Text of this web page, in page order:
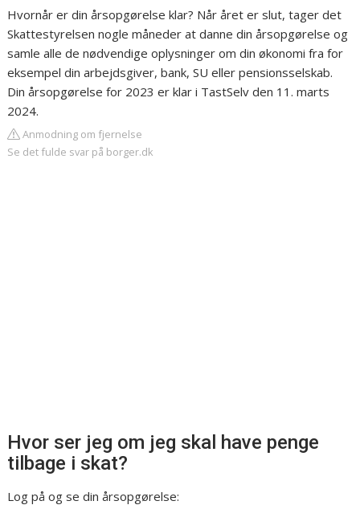
Hvornår er din årsopgørelse klar? Når året er slut, tager det
Skattestyrelsen nogle måneder at danne din årsopgørelse og
samle alle de nødvendige oplysninger om din økonomi fra for
eksempel din arbejdsgiver, bank, SU eller pensionsselskab.
Din årsopgørelse for 2023 er klar i TastSelv den 11. marts
2024.
Anmodning om fjernelse
Se det fulde svar på borger.dk
Hvor ser jeg om jeg skal have penge
tilbage i skat?
Log på og se din årsopgørelse: